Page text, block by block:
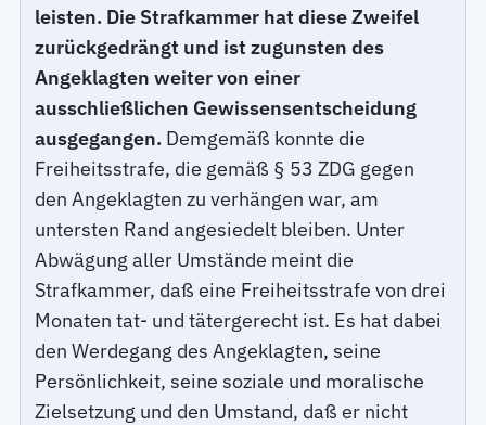
leisten. Die Strafkammer hat diese Zweifel
zurückgedrängt und ist zugunsten des
Angeklagten weiter von einer
ausschließlichen Gewissensentscheidung
ausgegangen. Demgemäß konnte die
Freiheitsstrafe, die gemäß § 53 ZDG gegen
den Angeklagten zu verhängen war, am
untersten Rand angesiedelt bleiben. Unter
Abwägung aller Umstände meint die
Strafkammer, daß eine Freiheitsstrafe von drei
Monaten tat- und tätergerecht ist. Es hat dabei
den Werdegang des Angeklagten, seine
Persönlichkeit, seine soziale und moralische
Zielsetzung und den Umstand, daß er nicht